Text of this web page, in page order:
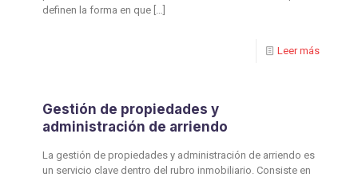
definen la forma en que
Leer más
Gestión de propiedades y
administración de arriendo
La gestión de propiedades y administración de arriendo es
un servicio clave dentro del rubro inmobiliario. Consiste en